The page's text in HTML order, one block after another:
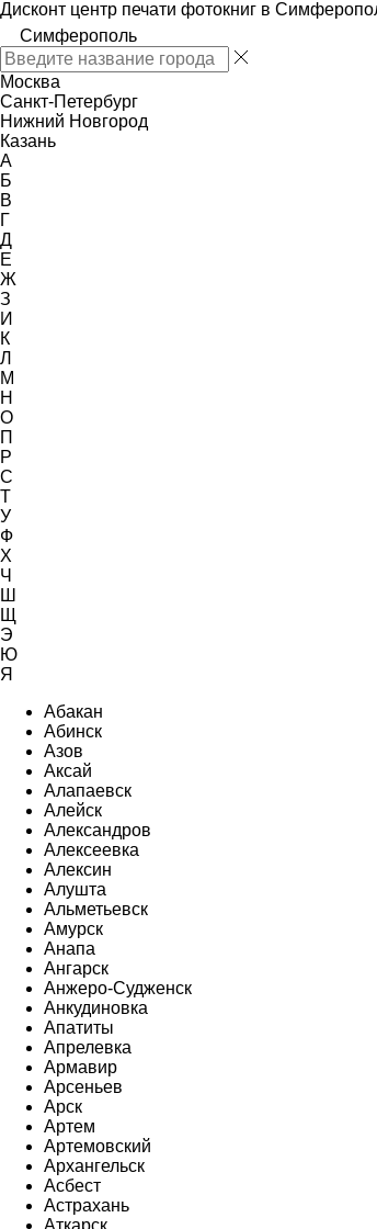
Дисконт центр печати фотокниг в
Симферополь
Москва
Санкт-Петербург
Нижний Новгород
Казань
А
Б
В
Г
Д
Е
Ж
З
И
К
Л
М
Н
О
П
Р
С
Т
У
Ф
Х
Ч
Ш
Щ
Э
Ю
Я
Абакан
Абинск
Азов
Аксай
Алапаевск
Алейск
Александров
Алексеевка
Алексин
Алушта
Альметьевск
Амурск
Анапа
Ангарск
Анжеро-Судженск
Анкудиновка
Апатиты
Апрелевка
Армавир
Арсеньев
Арск
Артем
Артемовский
Архангельск
Асбест
Астрахань
Аткарск